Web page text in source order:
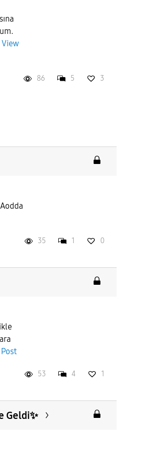
View
86 5 3
35 1 0
53 4 1
Geldi✨️